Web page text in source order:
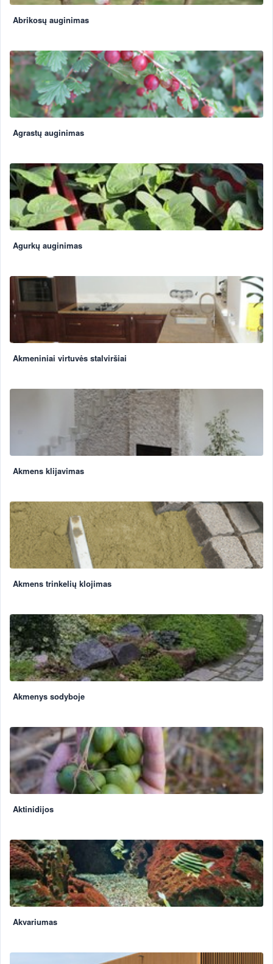
Abrikosų auginimas
Agrastų auginimas
Agurkų auginimas
Akmeniniai virtuvės stalviršiai
Akmens klijavimas
Akmens trinkelių klojimas
Akmenys sodyboje
Aktinidijos
Akvariumas